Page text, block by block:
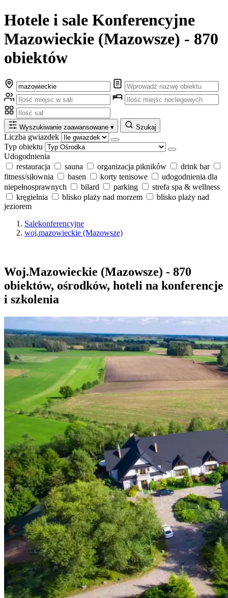
Hotele i sale Konferencyjne
Mazowieckie (Mazowsze) - 870
obiektów
Wyszukiwanie zaawansowane ▾ Szukaj
Liczba gwiazdek
Typ obiektu
Udogodnienia
restauracja
sauna organizacja pikników
drink bar
fitness/siłownia
basen korty tenisowe
udogodnienia dla
niepełnosprawnych
bilard parking
strefa spa & wellness
kręgielnia
blisko plaży nad morzem
blisko plaży nad
jeziorem
Salekonferencyjne
woj.mazowieckie (Mazowsze)
Woj.Mazowieckie (Mazowsze) - 870
obiektów, ośrodków, hoteli na konferencje
i szkolenia